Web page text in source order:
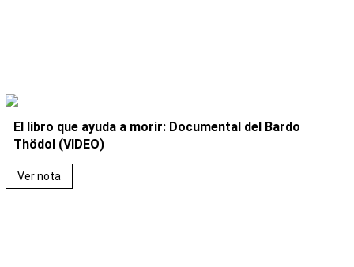
El libro que ayuda a morir: Documental del Bardo
Thödol (VIDEO)
Ver nota